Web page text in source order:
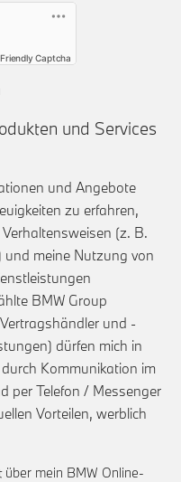
Friendly Captcha
und Services
und Angebote
zu erfahren,
(z. B.
und meine Nutzung von
BMW Group
und -
dürfen mich in
Kommunikation im
per Telefon / Messenger
Vorteilen, werblich
Einwilligung zur
über mein BMW Online-